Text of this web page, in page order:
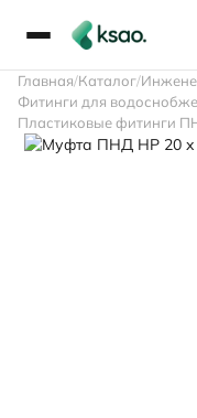
Главная Каталог
Фитинги для
Пластиковые фитинги